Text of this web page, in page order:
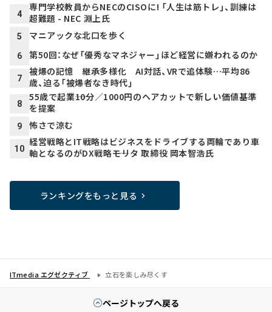
4
専門学校教員からNECのCISOに! 「人生は筋トレ」、訓練は
超難題 - NEC 淵上氏
5 マニアックな北口を歩く
6 第50回：なぜ「優秀なマネジャー」ほど経営に嫌われるのか
7
被爆の記憶 継承多様化 AI対話、VRで追体験…平均86
歳、迫る「被爆者なき時代」
8
55歳で起業――10分／1000円のヘアカットで新しい価値基準
を提案
9 怖さで涼む
10
経営戦略とIT戦略はビジネスをドライブする両輪であり車
軸となるのがDX戦略――モリタ 取締役 岡本智浩氏
ランキングをもっと見る
ITmedia エグゼクティブ 立石を楽しみ尽くす
ページトップへ戻る